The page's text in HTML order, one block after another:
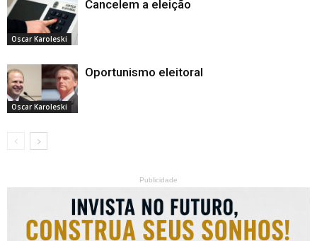
Oscar Karoleski
Cancelem a eleição
Oscar Karoleski
Oportunismo eleitoral
Publicidade